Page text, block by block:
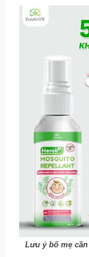
Lưu ý bố mẹ